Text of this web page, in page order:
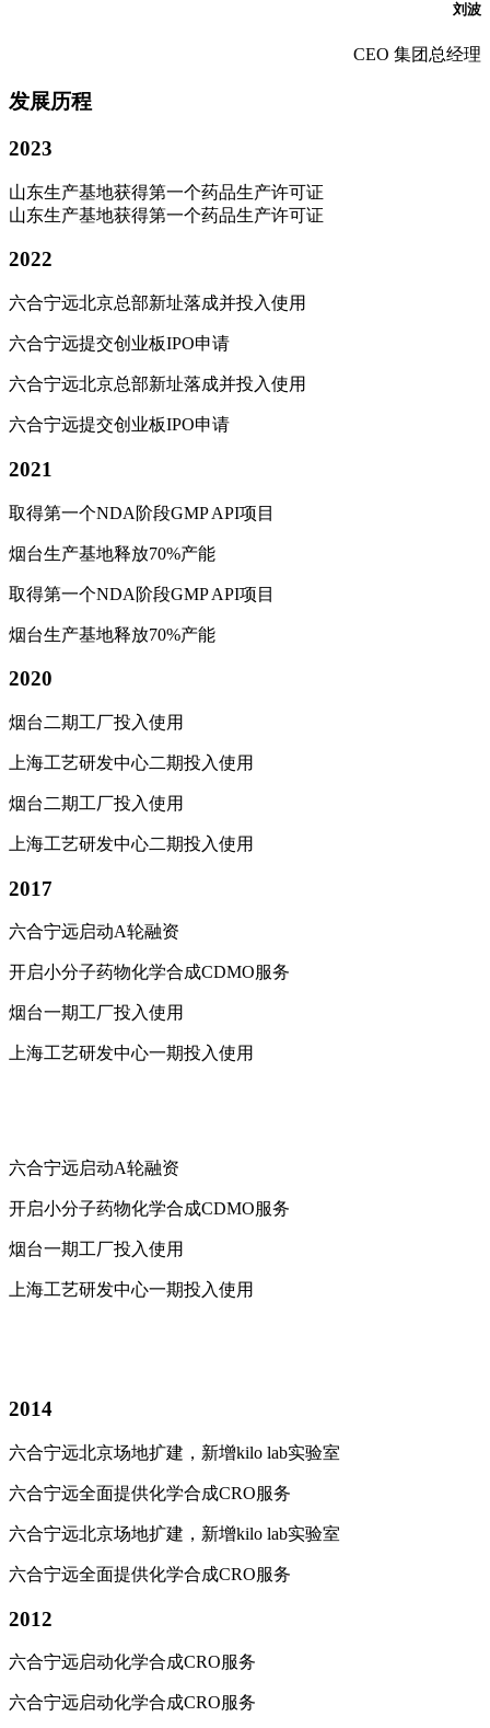
刘波
CEO 集团总经理
发展历程
2023
山东生产基地获得第一个药品生产许可证
山东生产基地获得第一个药品生产许可证
2022
六合宁远北京总部新址落成并投入使用
六合宁远提交创业板IPO申请
六合宁远北京总部新址落成并投入使用
六合宁远提交创业板IPO申请
2021
取得第一个NDA 阶段GMP API项目
烟台生产基地释放70%产能
取得第一个NDA 阶段GMP API项目
烟台生产基地释放70%产能
2020
烟台二期工厂投入使用
上海工艺研发中心二期投入使用
烟台二期工厂投入使用
上海工艺研发中心二期投入使用
2017
六合宁远启动A轮融资
开启小分子药物化学合成CDMO服务
烟台一期工厂投入使用
上海工艺研发中心一期投入使用
六合宁远启动A轮融资
开启小分子药物化学合成CDMO服务
烟台一期工厂投入使用
上海工艺研发中心一期投入使用
2014
六合宁远北京场地扩建，新增kilo lab实验室
六合宁远全面提供化学合成CRO服务
六合宁远北京场地扩建，新增kilo lab实验室
六合宁远全面提供化学合成CRO服务
2012
六合宁远启动化学合成CRO服务
六合宁远启动化学合成CRO服务